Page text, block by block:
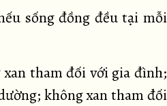
sống đồng đều tại mỗi
tham đối với gia đình;
không xan tham đối